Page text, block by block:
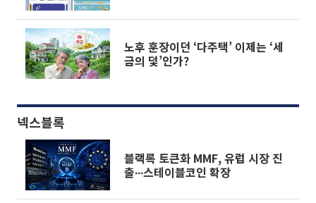
노후 훈장이던 ‘다주택’ 이제는 ‘세
금의 덫’인가?
넥스블록
블랙록 토큰화 MMF, 유럽 시장 진
출∙∙∙스테이블코인 확장